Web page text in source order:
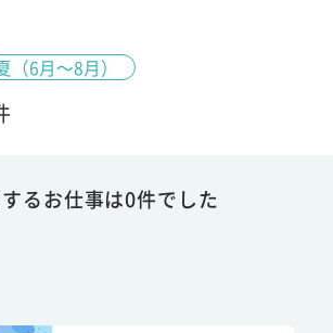
（6月～8月）
るお仕事は0件でした